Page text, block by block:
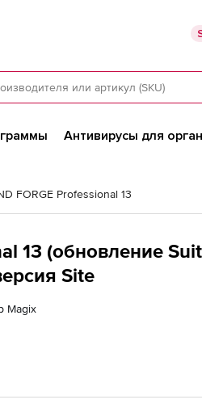
Антивирусы для
FORGE Professional 13
13 (обновление
Site
Magix